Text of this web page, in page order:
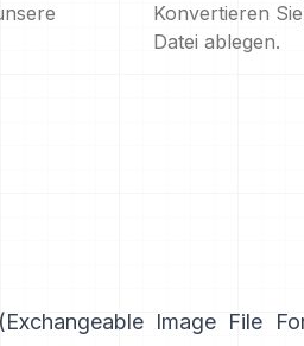
Konvertieren
Datei ablegen.
Image File